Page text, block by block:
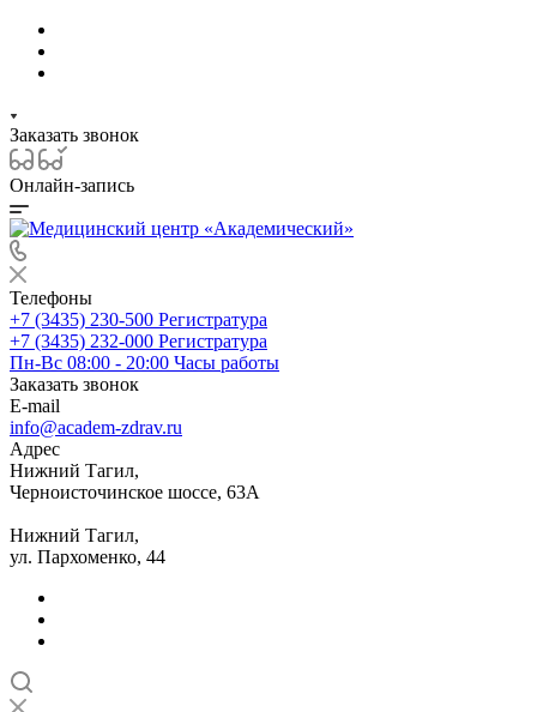
Заказать звонок
Онлайн-запись
Телефоны
+7 (3435) 230-500 Регистратура
+7 (3435) 232-000 Регистратура
Пн-Вс 08:00 - 20:00 Часы работы
Заказать звонок
E-mail
info@academ-zdrav.ru
Адрес
Нижний Тагил,
Черноисточинское шоссе, 63А
Нижний Тагил,
ул. Пархоменко, 44